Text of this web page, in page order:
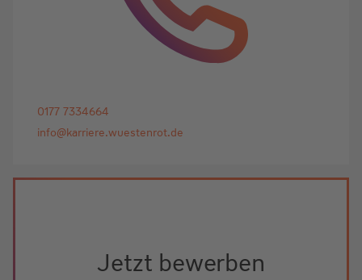
0177 7334664
info@karriere.wuestenrot.de
Jetzt bewerben